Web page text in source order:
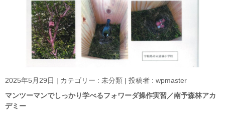
2025年5月29日 | カテゴリー : 未分類 | 投稿者 : wpmaster
マンツーマンでしっかり学べるフォワーダ操作実習／南予森林アカ
デミー